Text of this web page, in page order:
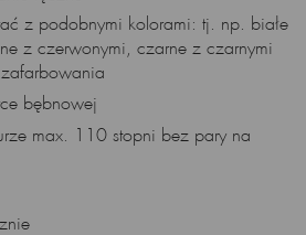
Urok:
i minimalizmem, jednocześnie
z podobnymi kolorami: tj. np. białe
z czerwonymi, czarne z czarnymi
bębnowej
max. 110 stopni bez pary na